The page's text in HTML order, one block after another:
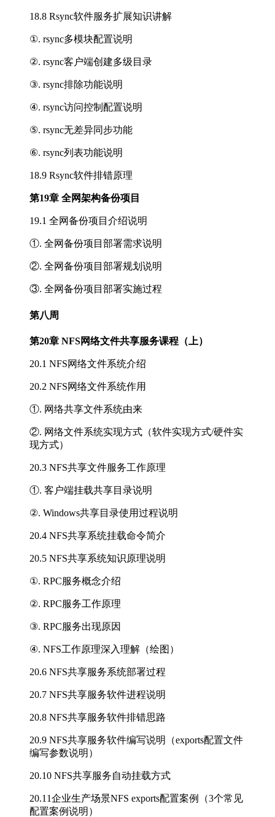
18.8 Rsync软件服务扩展知识讲解
①. rsync多模块配置说明
②. rsync客户端创建多级目录
③. rsync排除功能说明
④. rsync访问控制配置说明
⑤. rsync无差异同步功能
⑥. rsync列表功能说明
18.9 Rsync软件排错原理
第19章 全网架构备份项目
19.1 全网备份项目介绍说明
①. 全网备份项目部署需求说明
②. 全网备份项目部署规划说明
③. 全网备份项目部署实施过程
第八周
第20章 NFS网络文件共享服务课程（上）
20.1 NFS网络文件系统介绍
20.2 NFS网络文件系统作用
①. 网络共享文件系统由来
②. 网络文件系统实现方式（软件实现方式/硬件实
现方式）
20.3 NFS共享文件服务工作原理
①. 客户端挂载共享目录说明
②. Windows共享目录使用过程说明
20.4 NFS共享系统挂载命令简介
20.5 NFS共享系统知识原理说明
①. RPC服务概念介绍
②. RPC服务工作原理
③. RPC服务出现原因
④. NFS工作原理深入理解（绘图）
20.6 NFS共享服务系统部署过程
20.7 NFS共享服务软件进程说明
20.8 NFS共享服务软件排错思路
20.9 NFS共享服务软件编写说明（exports配置文件
编写参数说明）
20.10 NFS共享服务自动挂载方式
20.11企业生产场景NFS exports配置案例（3个常见
配置案例说明）